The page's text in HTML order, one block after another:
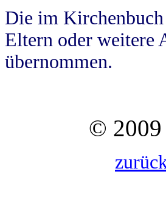
Die im
Eltern oder weitere
übernommen.
© 2009